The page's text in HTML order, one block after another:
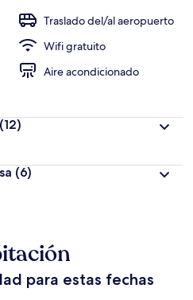
Traslado del/al aeropuerto
Wifi gratuito
Aire acondicionado
(12)
(6)
para estas fechas